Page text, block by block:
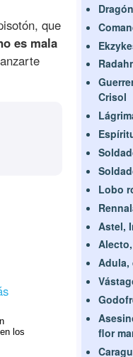
que
es mala
los
Crisol
Lobo
Astel,
Adula,
flor